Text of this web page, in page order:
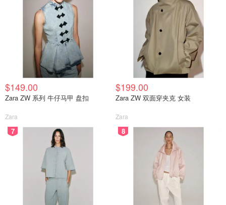
$149.00
Zara ZW 系列 牛仔马甲 盘扣
Zara
$199.00
Zara ZW 双面穿夹克 女装
Zara
7 8